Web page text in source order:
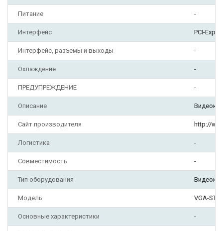
Питание -
Интерфейс PCI-
Интерфейс, разъемы и выходы -
Охлаждение -
ПРЕДУПРЕЖДЕНИЕ -
Описание
Сайт производителя http://
Логистика -
Совместимость -
Тип оборудования
Модель VGA-
Основные характеристики -